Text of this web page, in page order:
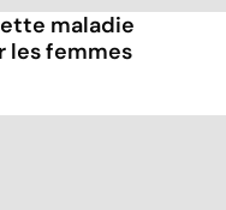
maladie
les femmes